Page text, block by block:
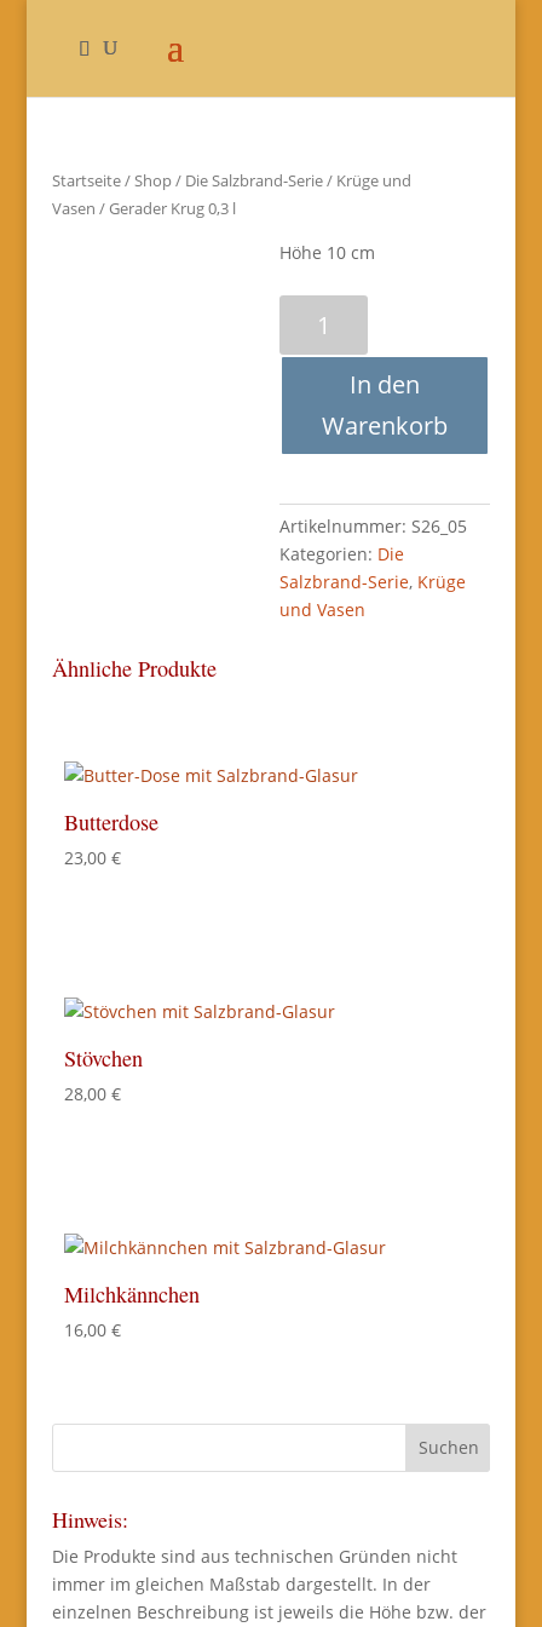
Startseite/Shop/ Die Salzbrand-Serie/ Krüge und
Vasen / Gerader Krug 0,3 l
Höhe 10 cm
0,3
Menge
In den
Warenkorb
Artikelnummer:S26_05
Kategorien: Die
Salzbrand-Serie, Krüge
und Vasen
Ähnliche Produkte
Butterdose
23,00 €
Stövchen
28,00 €
Milchkännchen
16,00 €
Hinweis:
Die Produkte sind aus technischen Gründen nicht
immer im gleichen Maßstab dargestellt. In der
einzelnen Beschreibung ist jeweils die Höhe bzw. der